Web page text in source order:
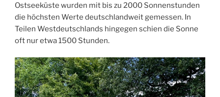
Ostseeküste wurden mit bis zu 2000 Sonnenstunden
die höchsten Werte deutschlandweit gemessen. In
Teilen Westdeutschlands hingegen schien die Sonne
oft nur etwa 1500 Stunden.